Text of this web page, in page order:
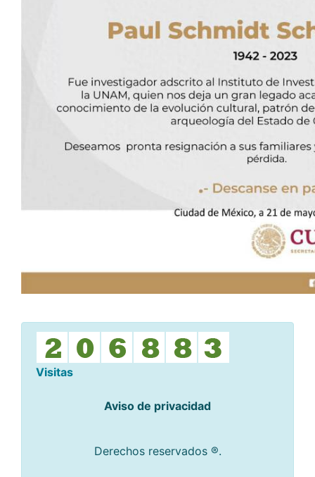
Visitas
Aviso de privacidad
Derechos reservados ®.